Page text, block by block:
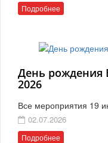
Подробнее
День рождения
2026
Все мероприятия 19
02.07.2026
Подробнее